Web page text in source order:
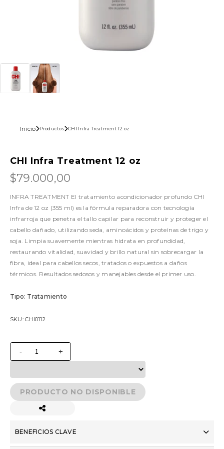
Inicio Productos CHI Infra Treatment 12 oz
CHI Infra Treatment 12 oz
$79.000,00
INFRA TREATMENT El tratamiento acondicionador profundo CHI
Infra de 12 oz (355 ml) es la fórmula reparadora con tecnología
infrarroja que penetra el tallo capilar para reconstruir y proteger el
cabello dañado, utilizando seda, aminoácidos y proteínas de trigo y
soja. Limpia suavemente mientras hidrata en profundidad,
restaurando vitalidad, suavidad y brillo natural sin sobrecargar la
fibra, ideal para cabellos secos, tratados o expuestos a daños
térmicos. Resultados sedosos y manejables desde el primer uso.
Tipo: Tratamiento
SKU: CHI0112
- +
PRODUCTO NO DISPONIBLE
BENEFICIOS CLAVE